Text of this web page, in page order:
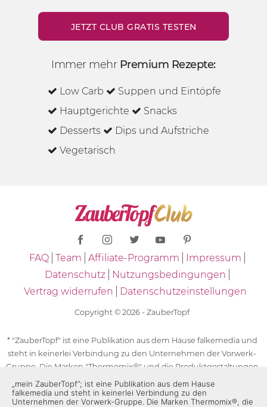
JETZT CLUB GRATIS TESTEN
Immer mehr Premium Rezepte:
Low Carb
Suppen und Eintöpfe
Hauptgerichte
Snacks
Desserts
Dips und Aufstriche
Vegetarisch
FAQ Team Affiliate-Programm
Impressum
Datenschutz
Nutzungsbedingungen
Vertrag widerrufen
Datenschutzeinstellungen
Copyright © 2026 - ZauberTopf
* "ZauberTopf" ist eine Publikation aus dem Hause falkemedia und
steht in keinerlei Verbindung zu den Unternehmen der Vorwerk-
Gruppe. Die Marken "Thermomix®" und die Produktgestaltungen
des "Thermomix®" sind eingetragene Marken der Unternehmen
der Vorwerk-Gruppe. Die Marken Thermomix®, die Zeichen TM5®,
„mein ZauberTopf”; ist eine Publikation aus dem Hause
falkemedia und steht in keinerlei Verbindung zu den
Unternehmen der Vorwerk-Gruppe. Die Marken Thermomix®, die